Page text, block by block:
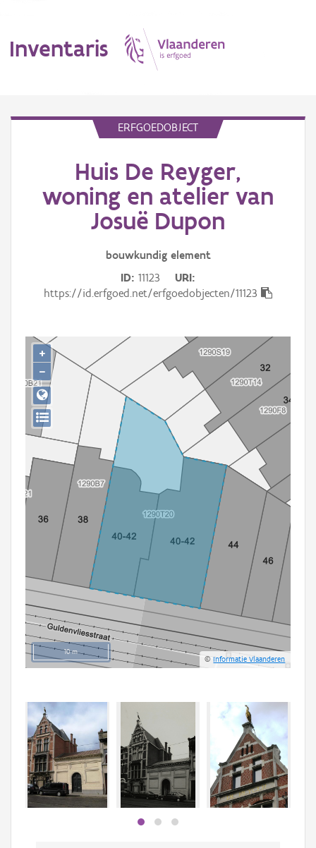
Inventaris
Aanduidingsobject
Gebeurtenis
Downloads
Hergebruik
Aanmelden
ERFGOEDOBJECT
Huis De Reyger,
woning en atelier van
Josuë Dupon
bouwkundig element
ID 11123
URI
https://id.erfgoed.net/erfgoedobjecten/11123
10 m
©Informatie Vlaanderen
+
−